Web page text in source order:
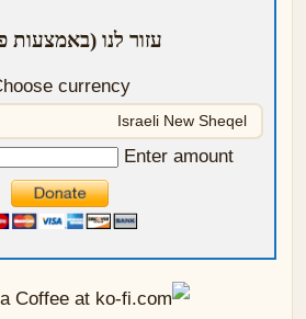
עזור לנו (באמצעות
currency
Enter amount